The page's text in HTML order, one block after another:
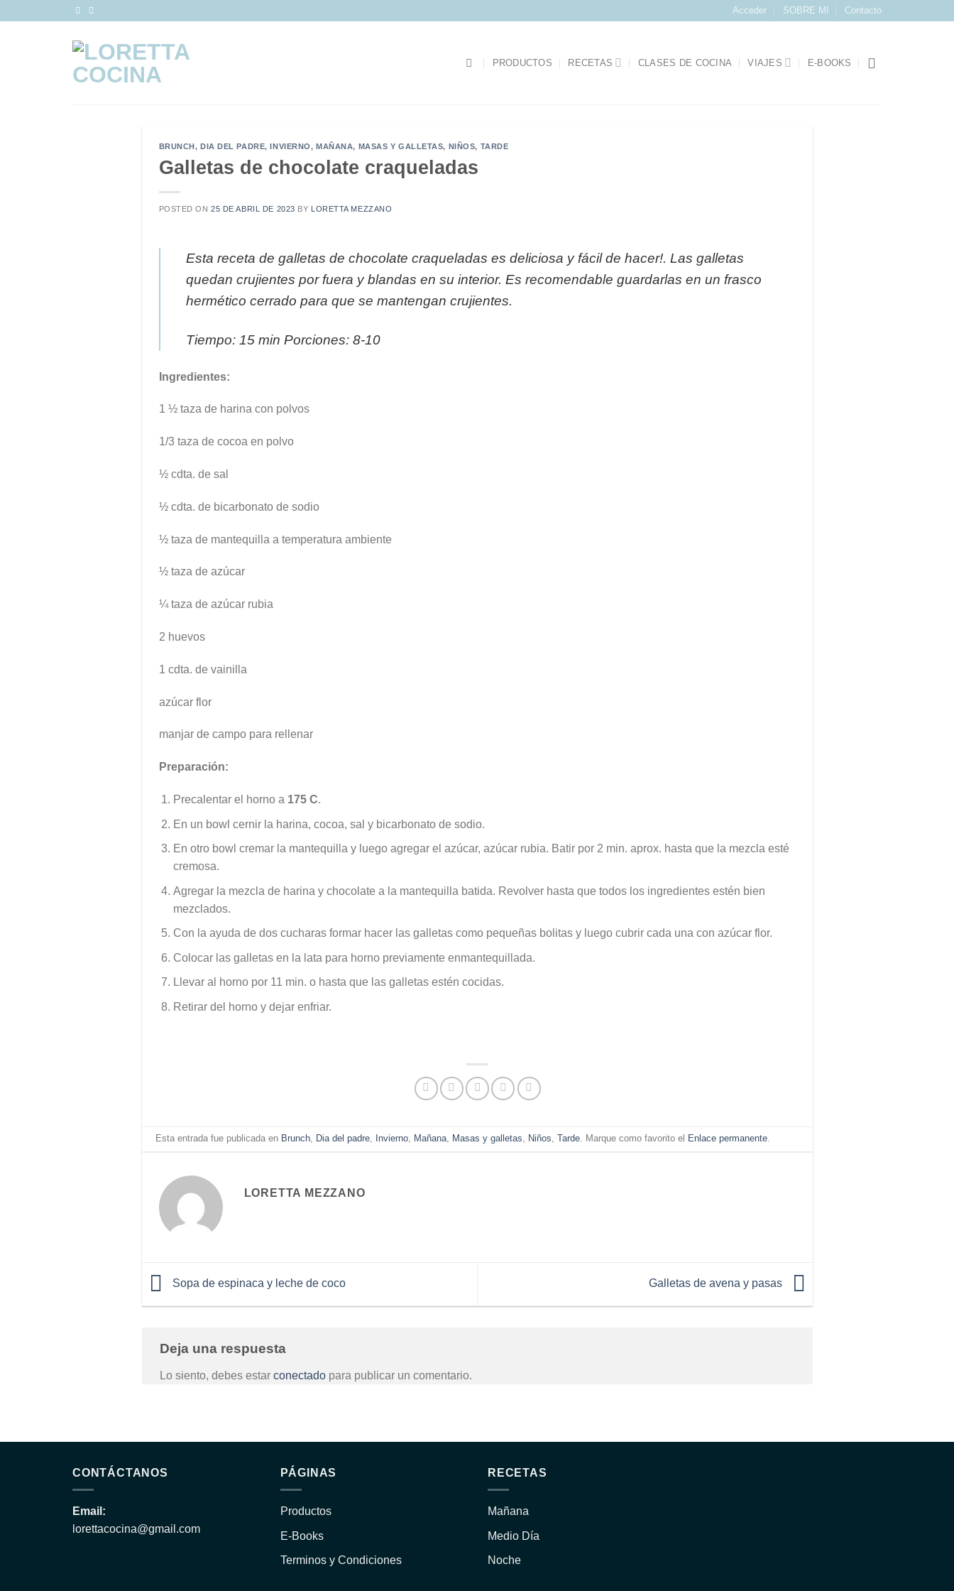
Acceder SOBRE MI Contacto
PRODUCTOS RECETAS CLASES DE COCINA VIAJES E-BOOKS
BRUNCH, DIA DEL PADRE,INVIERNO,MAÑANA, MASAS Y GALLETAS, NIÑOS, TARDE
Galletas de chocolate craqueladas
POSTED ON25 DE ABRIL DE 2023 BY LORETTA MEZZANO
Esta receta de galletas de chocolate craqueladas es deliciosa y fácil de hacer!. Las galletas
quedan crujientes por fuera y blandas en su interior. Es recomendable guardarlas en un frasco
hermético cerrado para que se mantengan crujientes.
Tiempo: 15 min Porciones: 8-10
Ingredientes:
1 ½ taza de harina con polvos
1/3 taza de cocoa en polvo
½ cdta. de sal
½ cdta. de bicarbonato de sodio
½ taza de mantequilla a temperatura ambiente
½ taza de azúcar
¼ taza de azúcar rubia
2 huevos
1 cdta. de vainilla
azúcar flor
manjar de campo para rellenar
Preparación:
Precalentar el horno a 175 C.
En un bowl cernir la harina, cocoa, sal y bicarbonato de sodio.
En otro bowl cremar la mantequilla y luego agregar el azúcar, azúcar rubia. Batir por 2 min. aprox. hasta que la mezcla esté
cremosa.
Agregar la mezcla de harina y chocolate a la mantequilla batida. Revolver hasta que todos los ingredientes estén bien
mezclados.
Con la ayuda de dos cucharas formar hacer las galletas como pequeñas bolitas y luego cubrir cada una con azúcar flor.
Colocar las galletas en la lata para horno previamente enmantequillada.
Llevar al horno por 11 min. o hasta que las galletas estén cocidas.
Retirar del horno y dejar enfriar.
Esta entrada fue publicada en Brunch, Dia del padre, Invierno, Mañana, Masas y galletas, Niños, Tarde. Marque como favorito el Enlace permanente.
LORETTA MEZZANO
Sopa de espinaca y leche de coco Galletas de avena y pasas
Deja una respuesta
Lo siento, debes estar conectadopara publicar un comentario.
CONTÁCTANOS
Email:
lorettacocina@gmail.com
PÁGINAS
Productos
E-Books
Terminos y Condiciones
RECETAS
Mañana
Medio Día
Noche